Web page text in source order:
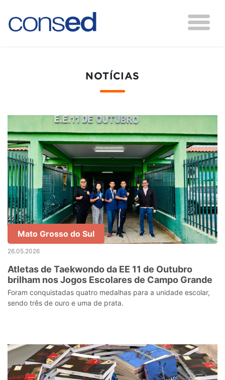
NOTÍCIAS
Mato Grosso do Sul
26.05.2026
Atletas de Taekwondo da EE 11 de Outubro
brilham nos Jogos Escolares de Campo Grande
Foram conquistadas quatro medalhas para a unidade escolar,
sendo três de ouro e uma de prata.